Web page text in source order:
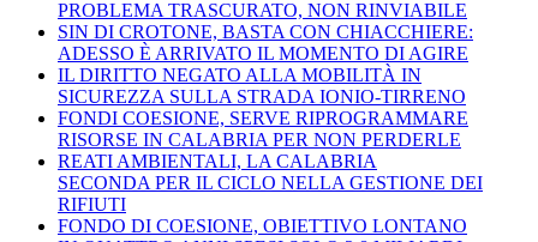
PROBLEMA TRASCURATO, NON RINVIABILE
SIN DI CROTONE, BASTA CON CHIACCHIERE:
ADESSO È ARRIVATO IL MOMENTO DI AGIRE
IL DIRITTO NEGATO ALLA MOBILITÀ IN
SICUREZZA SULLA STRADA IONIO-TIRRENO
FONDI COESIONE, SERVE RIPROGRAMMARE
RISORSE IN CALABRIA PER NON PERDERLE
REATI AMBIENTALI, LA CALABRIA
SECONDA PER IL CICLO NELLA GESTIONE DEI
RIFIUTI
FONDO DI COESIONE, OBIETTIVO LONTANO